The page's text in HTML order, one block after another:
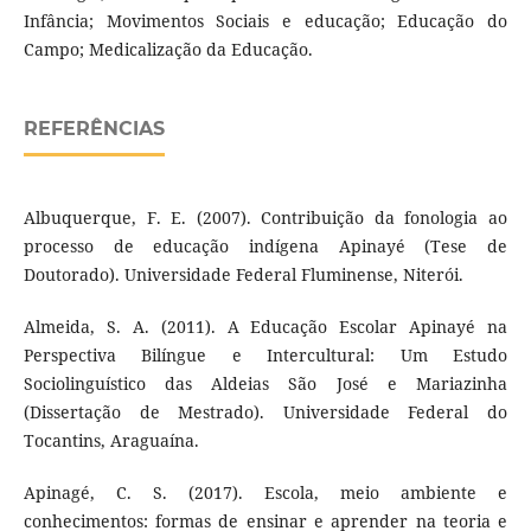
Infância; Movimentos Sociais e educação; Educação do
Campo; Medicalização da Educação.
REFERÊNCIAS
Albuquerque, F. E. (2007). Contribuição da fonologia ao
processo de educação indígena Apinayé (Tese de
Doutorado). Universidade Federal Fluminense, Niterói.
Almeida, S. A. (2011). A Educação Escolar Apinayé na
Perspectiva Bilíngue e Intercultural: Um Estudo
Sociolinguístico das Aldeias São José e Mariazinha
(Dissertação de Mestrado). Universidade Federal do
Tocantins, Araguaína.
Apinagé, C. S. (2017). Escola, meio ambiente e
conhecimentos: formas de ensinar e aprender na teoria e